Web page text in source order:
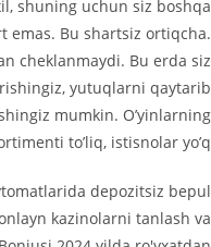
shuning uchun siz boshqa
emas. Bu shartsiz ortiqcha.
cheklanmaydi. Bu erda siz
yutuqlarni qaytarib
mumkin. O’yinlarning
to’liq, istisnolar yo’q.
depozitsiz bepul
kazinolarni tanlash va